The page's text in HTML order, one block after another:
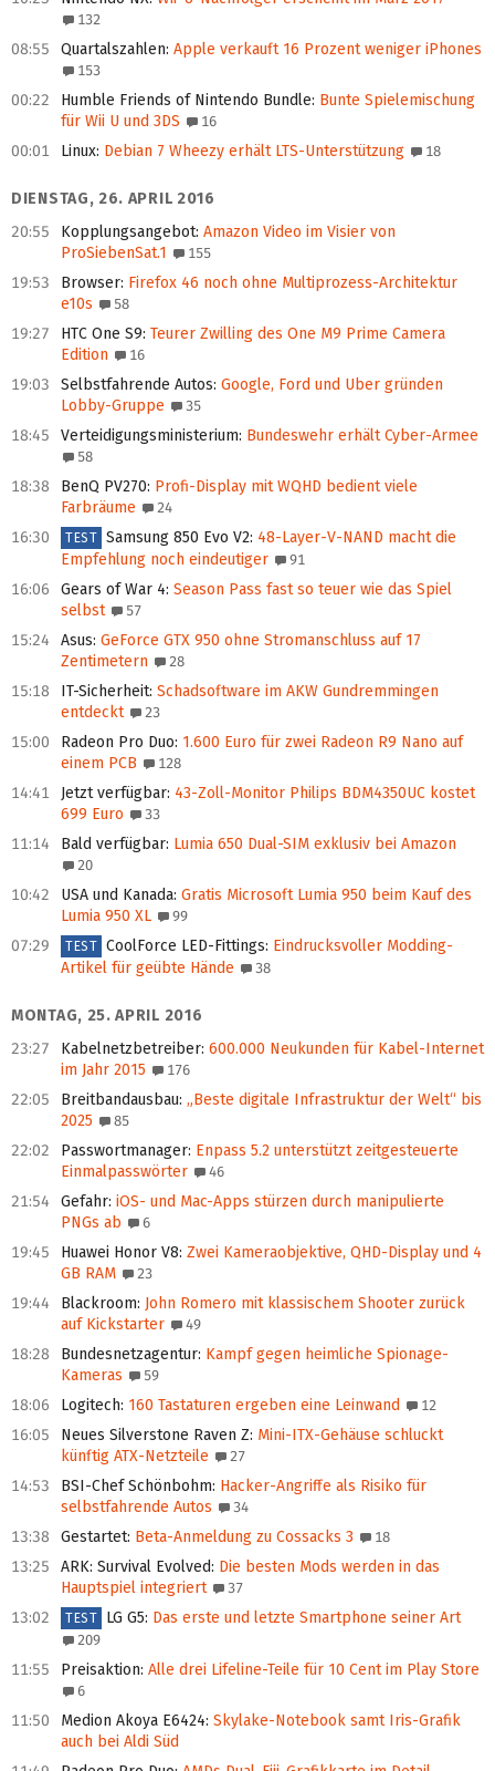
132
08:55 Quartalszahlen: Apple verkauft 16 Prozent weniger iPhones
153
00:22 Humble Friends of Nintendo Bundle: Bunte Spielemischung
für Wii U und 3DS
16
00:01 Linux: Debian 7 Wheezy erhält LTS-Unterstützung 18
DIENSTAG, 26. APRIL 2016
20:55
Kopplungsangebot: Amazon Video im Visier von
ProSiebenSat.1
155
19:53 Browser: Firefox 46 noch ohne Multiprozess-Architektur
e10s
58
19:27 HTC One S9: Teurer Zwilling des One M9 Prime Camera
Edition
16
19:03 Selbstfahrende Autos: Google, Ford und Uber gründen
Lobby-Gruppe
35
18:45 Verteidigungsministerium: Bundeswehr erhält Cyber-Armee
58
18:38 BenQ PV270: Profi-Display mit WQHD bedient viele
Farbräume
24
16:30 TEST Samsung 850 Evo V2: 48-Layer-V-NAND macht die
Empfehlung noch eindeutiger
91
16:06 Gears of War 4: Season Pass fast so teuer wie das Spiel
selbst
57
15:24 Asus: GeForce GTX 950 ohne Stromanschluss auf 17
Zentimetern
28
15:18 IT-Sicherheit: Schadsoftware im AKW Gundremmingen
entdeckt
23
15:00 Radeon Pro Duo: 1.600 Euro für zwei Radeon R9 Nano auf
einem PCB
128
14:41 Jetzt verfügbar: 43-Zoll-Monitor Philips BDM4350UC kostet
699 Euro
33
11:14 Bald verfügbar: Lumia 650 Dual-SIM exklusiv bei Amazon
20
10:42 USA und Kanada: Gratis Microsoft Lumia 950 beim Kauf des
Lumia 950 XL
99
07:29 TEST CoolForce LED-Fittings: Eindrucksvoller Modding-
Artikel für geübte Hände
38
MONTAG, 25. APRIL 2016
23:27
Kabelnetzbetreiber: 600.000 Neukunden für Kabel-Internet
im Jahr 2015
176
22:05 Breitbandausbau: „Beste digitale Infrastruktur der Welt“ bis
2025
85
22:02 Passwortmanager: Enpass 5.2 unterstützt zeitgesteuerte
Einmalpasswörter
46
21:54 Gefahr: iOS- und Mac-Apps stürzen durch manipulierte
PNGs ab
6
19:45 Huawei Honor V8: Zwei Kameraobjektive, QHD-Display und 4
GB RAM
23
19:44 Blackroom: John Romero mit klassischem Shooter zurück
auf Kickstarter
49
18:28 Bundesnetzagentur: Kampf gegen heimliche Spionage-
Kameras
59
18:06 Logitech: 160 Tastaturen ergeben eine Leinwand 12
16:05 Neues Silverstone Raven Z: Mini-ITX-Gehäuse schluckt
künftig ATX-Netzteile
27
14:53 BSI-Chef Schönbohm: Hacker-Angriffe als Risiko für
selbstfahrende Autos
34
13:38 Gestartet: Beta-Anmeldung zu Cossacks 3 18
13:25 ARK: Survival Evolved: Die besten Mods werden in das
Hauptspiel integriert
37
13:02 TEST LG G5: Das erste und letzte Smartphone seiner Art
209
11:55 Preisaktion: Alle drei Lifeline-Teile für 10 Cent im Play Store
6
11:50 Medion Akoya E6424: Skylake-Notebook samt Iris-Grafik
auch bei Aldi Süd